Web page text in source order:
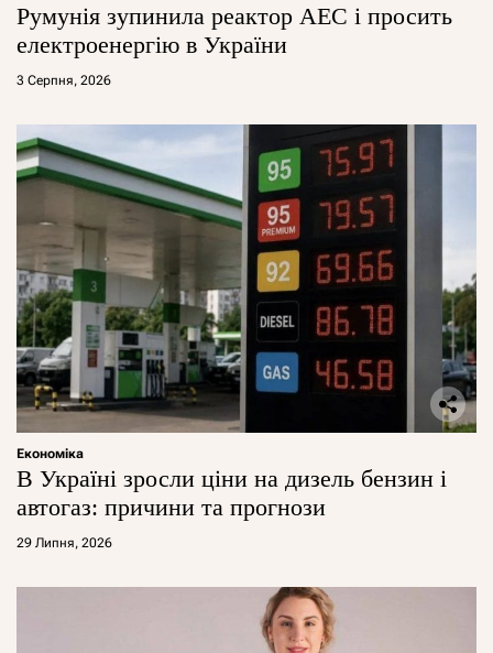
Румунія зупинила реактор АЕС і просить
електроенергію в України
3 Серпня, 2026
Економіка
В Україні зросли ціни на дизель бензин і
автогаз: причини та прогнози
29 Липня, 2026